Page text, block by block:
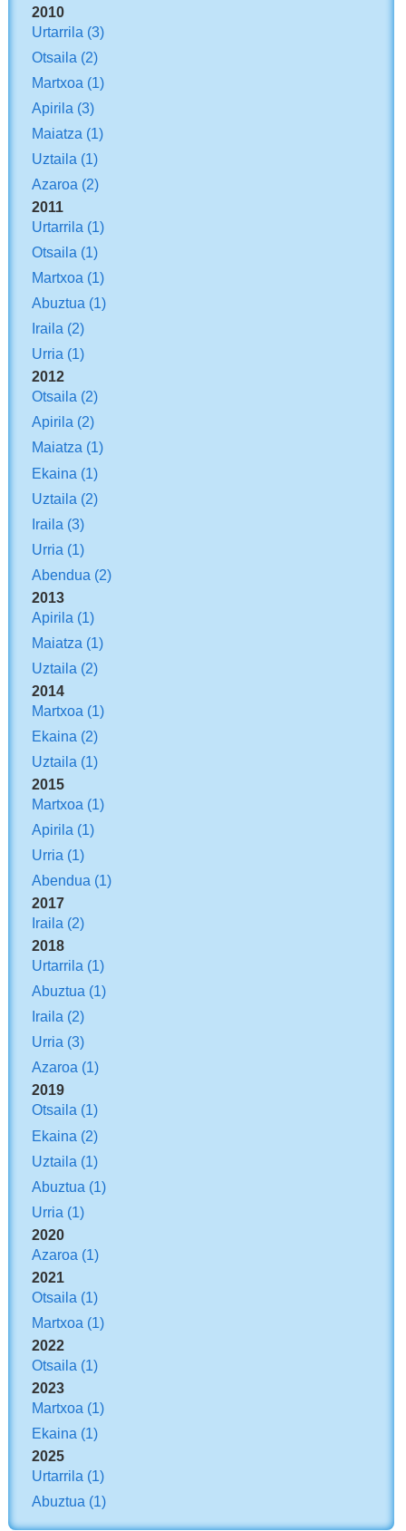
2010
Urtarrila (3)
Otsaila (2)
Martxoa (1)
Apirila (3)
Maiatza (1)
Uztaila (1)
Azaroa (2)
2011
Urtarrila (1)
Otsaila (1)
Martxoa (1)
Abuztua (1)
Iraila (2)
Urria (1)
2012
Otsaila (2)
Apirila (2)
Maiatza (1)
Ekaina (1)
Uztaila (2)
Iraila (3)
Urria (1)
Abendua (2)
2013
Apirila (1)
Maiatza (1)
Uztaila (2)
2014
Martxoa (1)
Ekaina (2)
Uztaila (1)
2015
Martxoa (1)
Apirila (1)
Urria (1)
Abendua (1)
2017
Iraila (2)
2018
Urtarrila (1)
Abuztua (1)
Iraila (2)
Urria (3)
Azaroa (1)
2019
Otsaila (1)
Ekaina (2)
Uztaila (1)
Abuztua (1)
Urria (1)
2020
Azaroa (1)
2021
Otsaila (1)
Martxoa (1)
2022
Otsaila (1)
2023
Martxoa (1)
Ekaina (1)
2025
Urtarrila (1)
Abuztua (1)